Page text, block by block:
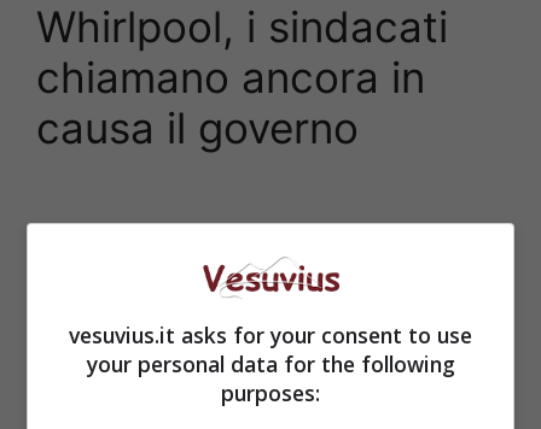
Whirlpool, i sindacati
chiamano ancora in
causa il governo
vesuvius.it asks for your consent to use
your personal data for the following
purposes: